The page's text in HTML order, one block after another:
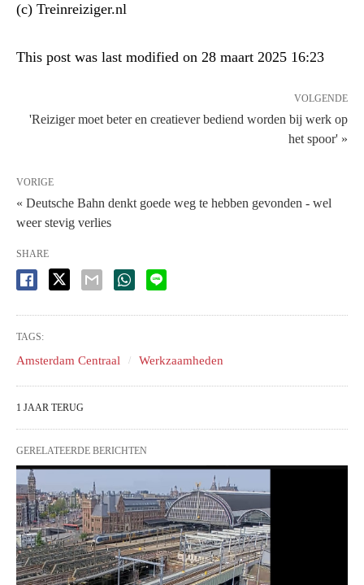
(c) Treinreiziger.nl
This post was last modified on 28 maart 2025 16:23
VOLGENDE
'Reiziger moet beter en creatiever bediend worden bij werk op
het spoor' »
VORIGE
« Deutsche Bahn denkt goede weg te hebben gevonden - wel
weer stevig verlies
SHARE
TAGS:
Amsterdam Centraal Werkzaamheden
1 JAAR TERUG
GERELATEERDE BERICHTEN